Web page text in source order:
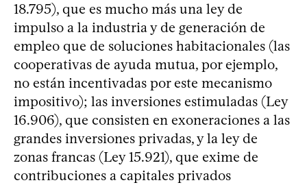
18.795), que es mucho más una ley de
impulso a la industria y de generación de
empleo que de soluciones habitacionales (las
cooperativas de ayuda mutua, por ejemplo,
no están incentivadas por este mecanismo
impositivo); las inversiones estimuladas (Ley
16.906), que consisten en exoneraciones a las
grandes inversiones privadas, y la ley de
zonas francas (Ley 15.921), que exime de
contribuciones a capitales privados